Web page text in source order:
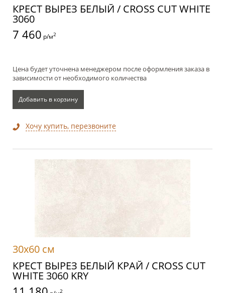
КРЕСТ ВЫРЕЗ БЕЛЫЙ / CROSS CUT WHITE
3060
7 460 р/м2
Цена будет уточнена менеджером после оформления заказа в
зависимости от необходимого количества
Добавить в корзину
Хочу купить, перезвоните
30x60 см
КРЕСТ ВЫРЕЗ БЕЛЫЙ КРАЙ / CROSS CUT
WHITE 3060 KRY
2